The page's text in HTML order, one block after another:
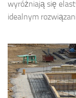
wyróżniają się
idealnym